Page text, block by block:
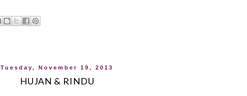
Tuesday, November 19, 2013
HUJAN & RINDU